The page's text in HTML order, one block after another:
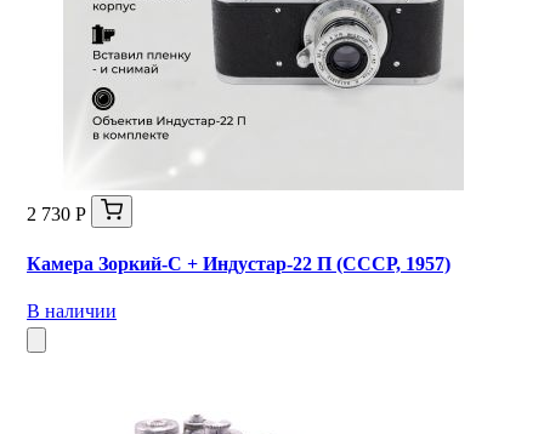
2 730 Р
Камера Зоркий-С + Индустар-22 П (СССР, 1957)
В наличии